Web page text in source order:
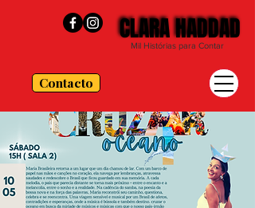
Contacto
CLARA HADDAD
CLARA HADDAD
Mil Histórias para Contar